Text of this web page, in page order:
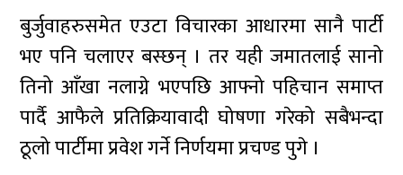
बुर्जुवाहरुसमेत एउटा विचारका आधारमा सानै पार्टी
भए पनि चलाएर बस्छन् । तर यही जमातलाई सानो
तिनो आँखा नलाग्ने भएपछि आफ्नो पहिचान समाप्त
पार्दै आफैले प्रतिक्रियावादी घोषणा गरेको सबैभन्दा
ठूलो पार्टीमा प्रवेश गर्ने निर्णयमा प्रचण्ड पुगे ।